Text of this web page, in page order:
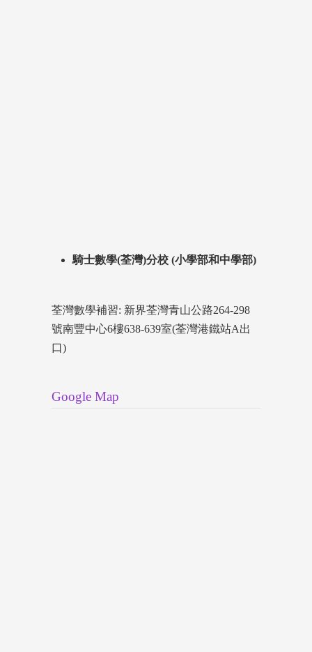
騎士數學(荃灣)分校 (小學部和中學部)
荃灣數學補習: 新界荃灣青山公路264-298
號南豐中心6樓638-639室(荃灣港鐵站A出
口)
Google Map